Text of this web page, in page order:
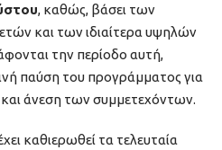
, καθώς, βάσει των
και των ιδιαίτερα υψηλών
την περίοδο αυτή,
παύση του προγράμματος για
άνεση των συμμετεχόντων.
καθιερωθεί τα τελευταία